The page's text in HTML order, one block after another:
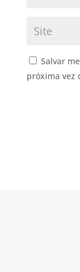
Salvar
próxima vez